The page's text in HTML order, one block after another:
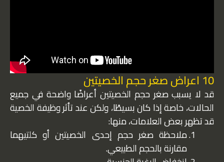
10 اعراض صغر حجم الخصيتين
قد لا يسبب صغر حجم الخصيتين أعراضًا واضحة في جميع
الحالات، خاصة إذا كان بسيطًا، ولكن عند تأثر وظيفة الخصية
قد تظهر بعض العلامات، منها:
ملاحظة صغر حجم إحدى الخصيتين أو كلتيهما
مقارنة بالحجم الطبيعي.